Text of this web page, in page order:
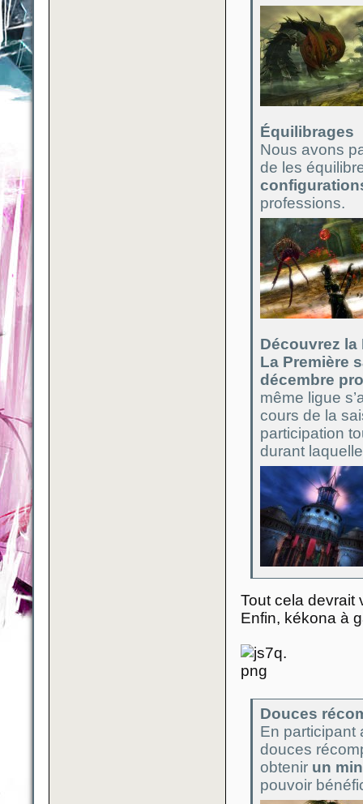
Équilibrages
Nous avons
de les
professions.
Découvrez la
La Première
décembre
même ligue
cours de la
participation
durant
Tout cela devrait
Enfin, kékona à
Douces
En participant
douces
obtenir un
pouvoir